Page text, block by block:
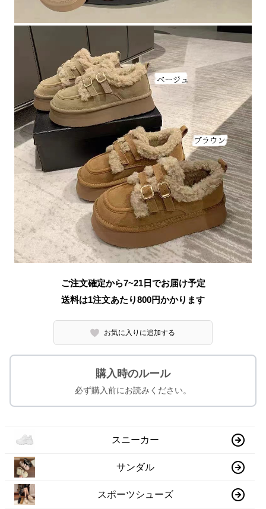
ご注文確定から7~21日でお届け予定
送料は1注文あたり800円かかります
お気に入りに追加する
購入時のルール
必ず購入前にお読みください。
スニーカー
サンダル
スポーツシューズ